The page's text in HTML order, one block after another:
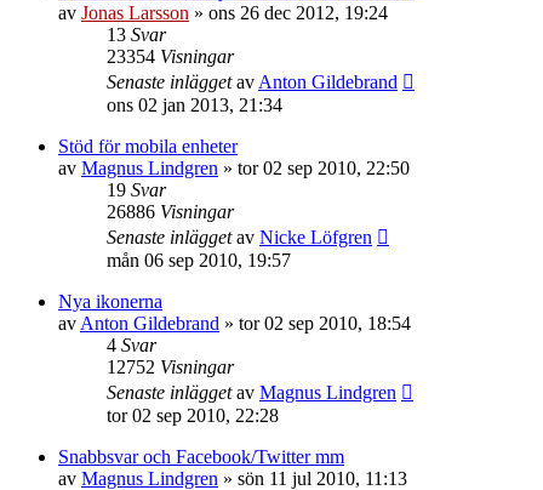
av Jonas Larsson » ons 26 dec 2012, 19:24
13 Svar
23354 Visningar
Senaste inläggetav Anton Gildebrand
ons 02 jan 2013, 21:34
Stöd för mobila enheter
av Magnus Lindgren » tor 02 sep 2010, 22:50
19 Svar
26886 Visningar
Senaste inläggetav Nicke Löfgren
mån 06 sep 2010, 19:57
Nya ikonerna
av Anton Gildebrand » tor 02 sep 2010, 18:54
4 Svar
12752 Visningar
Senaste inläggetav Magnus Lindgren
tor 02 sep 2010, 22:28
Snabbsvar och Facebook/Twitter mm
av Magnus Lindgren » sön 11 jul 2010, 11:13